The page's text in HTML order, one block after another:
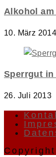
Alkohol am
10. März 2014
Sperrgut in
26. Juli 2013